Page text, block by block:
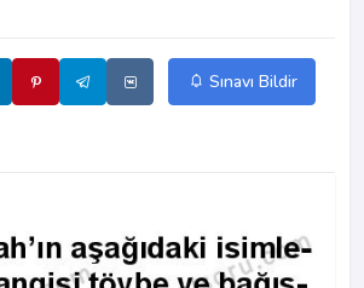
Sınavı Bildir